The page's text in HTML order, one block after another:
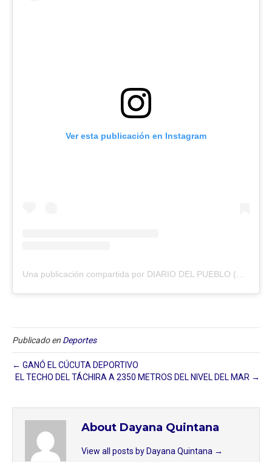
Ver esta publicación en Instagram
Publicado en Deportes
← GANÓ EL CÚCUTA DEPORTIVO
EL TECHO DEL TÁCHIRA A 2350 METROS DEL NIVEL DEL MAR →
About Dayana Quintana
View all posts by Dayana Quintana →